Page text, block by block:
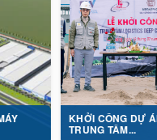
KHỞI CÔNG DỰ ÁN
TRUNG TÂM...